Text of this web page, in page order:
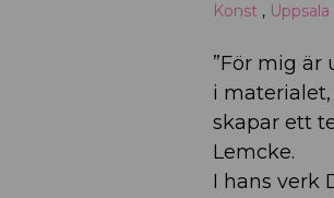
Konst , Uppsala
”För mig
i
skapar ett
Lemcke.
I hans verk